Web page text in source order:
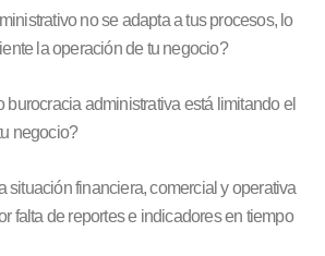
no se adapta a tus procesos, lo
la operación de tu negocio?
burocracia administrativa está limitando el
negocio?
situación financiera, comercial y operativa
falta de reportes e indicadores en tiempo